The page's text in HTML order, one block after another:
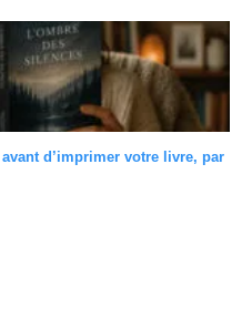
d’imprimer votre livre, par